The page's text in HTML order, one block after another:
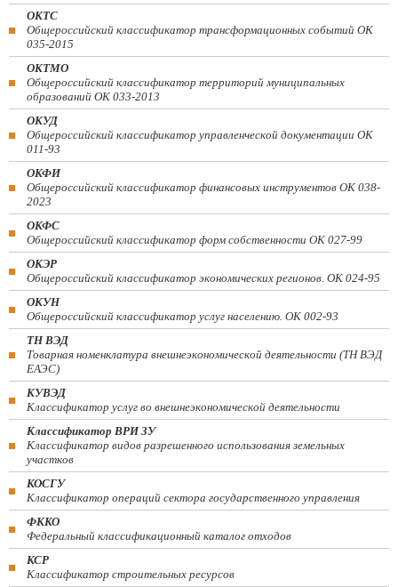
ОКТС
Общероссийский классификатор трансформационных событий ОК
035-2015
ОКТМО
Общероссийский классификатор территорий муниципальных
образований ОК 033-2013
ОКУД
Общероссийский классификатор управленческой документации ОК
011-93
ОКФИ
Общероссийский классификатор финансовых инструментов OK 038-
2023
ОКФС
Общероссийский классификатор форм собственности ОК 027-99
ОКЭР
Общероссийский классификатор экономических регионов. ОК 024-95
ОКУН
Общероссийский классификатор услуг населению. ОК 002-93
ТН ВЭД
Товарная номенклатура внешнеэкономической деятельности (ТН ВЭД
ЕАЭС)
КУВЭД
Классификатор услуг во внешнеэкономической деятельности
Классификатор ВРИ ЗУ
Классификатор видов разрешенного использования земельных
участков
КОСГУ
Классификатор операций сектора государственного управления
ФККО
Федеральный классификационный каталог отходов
КСР
Классификатор строительных ресурсов